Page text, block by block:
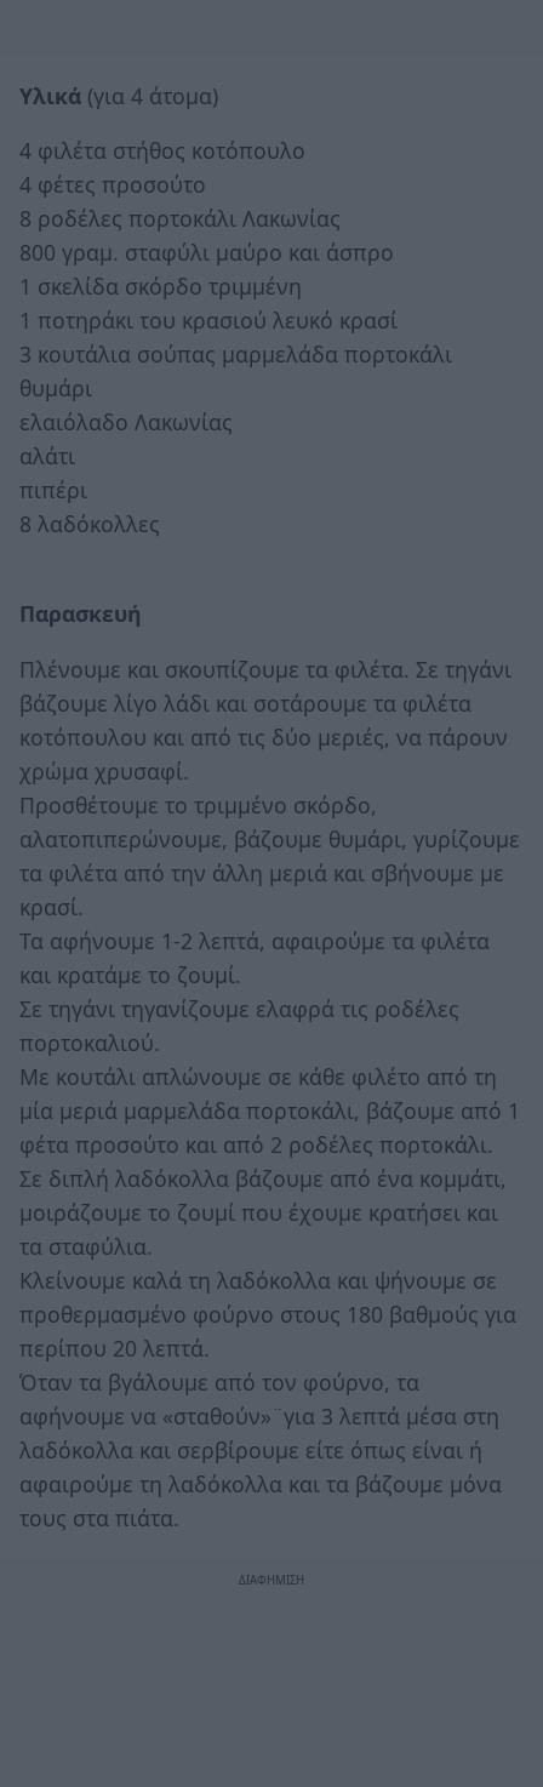
Υλικά (για 4 άτομα)
4 φιλέτα στήθος κοτόπουλο
4 φέτες προσούτο
8 ροδέλες πορτοκάλι Λακωνίας
800 γραμ. σταφύλι μαύρο και άσπρο
1 σκελίδα σκόρδο τριμμένη
1 ποτηράκι του κρασιού λευκό κρασί
3 κουτάλια σούπας μαρμελάδα πορτοκάλι
θυμάρι
ελαιόλαδο Λακωνίας
αλάτι
πιπέρι
8 λαδόκολλες
Παρασκευή
Πλένουμε και σκουπίζουμε τα φιλέτα. Σε τηγάνι
βάζουμε λίγο λάδι και σοτάρουμε τα φιλέτα
κοτόπουλου και από τις δύο μεριές, να πάρουν
χρώμα χρυσαφί.
Προσθέτουμε το τριμμένο σκόρδο,
αλατοπιπερώνουμε, βάζουμε θυμάρι, γυρίζουμε
τα φιλέτα από την άλλη μεριά και σβήνουμε με
κρασί.
Τα αφήνουμε 1-2 λεπτά, αφαιρούμε τα φιλέτα
και κρατάμε το ζουμί.
Σε τηγάνι τηγανίζουμε ελαφρά τις ροδέλες
πορτοκαλιού.
Με κουτάλι απλώνουμε σε κάθε φιλέτο από τη
μία μεριά μαρμελάδα πορτοκάλι, βάζουμε από 1
φέτα προσούτο και από 2 ροδέλες πορτοκάλι.
Σε διπλή λαδόκολλα βάζουμε από ένα κομμάτι,
μοιράζουμε το ζουμί που έχουμε κρατήσει και
τα σταφύλια.
Κλείνουμε καλά τη λαδόκολλα και ψήνουμε σε
προθερμασμένο φούρνο στους 180 βαθμούς για
περίπου 20 λεπτά.
Όταν τα βγάλουμε από τον φούρνο, τα
αφήνουμε να «σταθούν»¨για 3 λεπτά μέσα στη
λαδόκολλα και σερβίρουμε είτε όπως είναι ή
αφαιρούμε τη λαδόκολλα και τα βάζουμε μόνα
τους στα πιάτα.